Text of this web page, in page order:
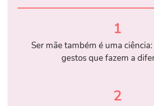
1
Ser mãe também é uma
gestos que fazem a
2